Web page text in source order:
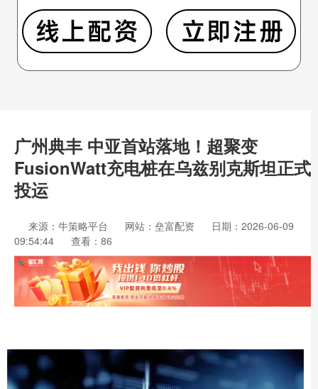
广州典丰 中亚首站落地！超聚变
FusionWatt充电桩在乌兹别克斯坦正式
投运
来源：牛策略平台 网站：垒富配资
日期：2026-06-09
09:54:44
查看：86